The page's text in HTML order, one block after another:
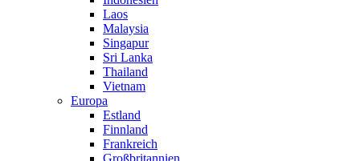
Laos
Malaysia
Singapur
Sri Lanka
Thailand
Vietnam
Europa
Estland
Finnland
Frankreich
Großbritannien